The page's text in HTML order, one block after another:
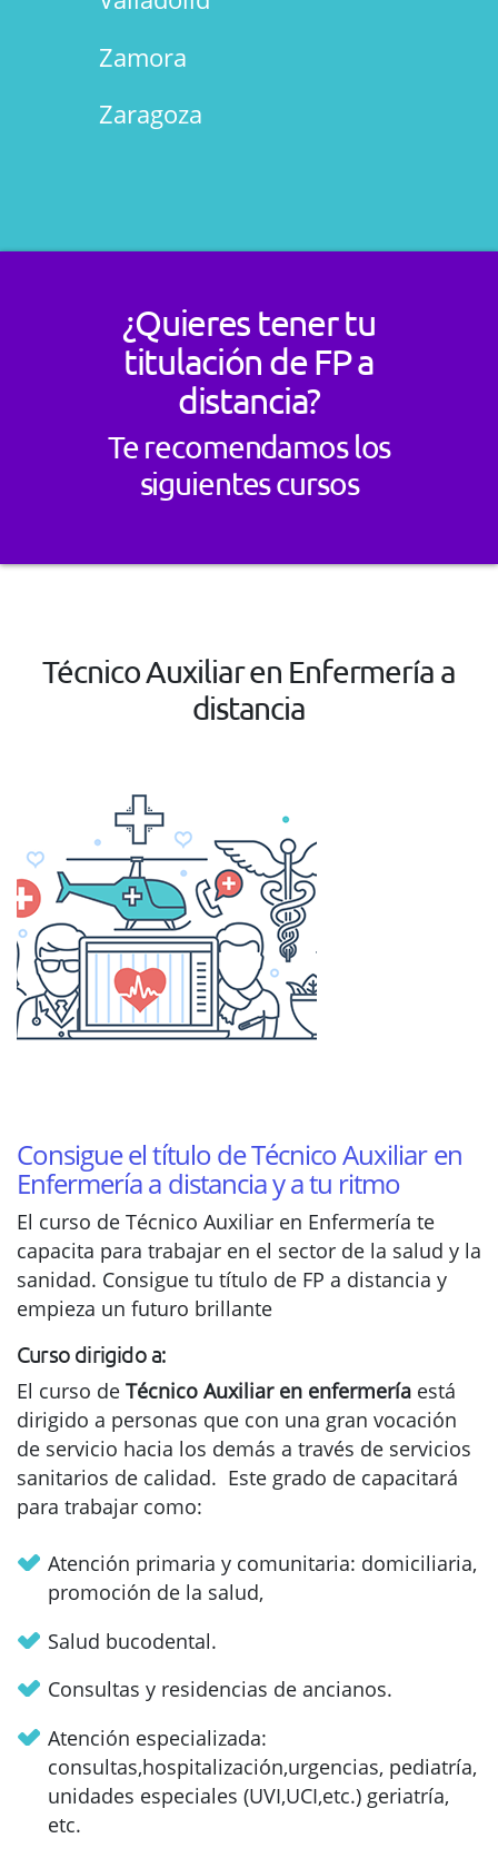
Zamora
Zaragoza
¿Quieres tener tu
titulación de FP a
distancia?
Te recomendamos los
siguientes cursos
Técnico Auxiliar en Enfermería a
distancia
Consigue el título de Técnico Auxiliar en
Enfermería a distancia y a tu ritmo
El curso de Técnico Auxiliar en Enfermería te
capacita para trabajar en el sector de la salud y la
sanidad. Consigue tu título de FP a distancia y
empieza un futuro brillante
Curso dirigido a:
El curso de Técnico Auxiliar en enfermería está
dirigido a personas que con una gran vocación
de servicio hacia los demás a través de servicios
sanitarios de calidad. Este grado de capacitará
para trabajar como:
Atención primaria y comunitaria: domiciliaria,
promoción de la salud,
Salud bucodental.
Consultas y residencias de ancianos.
Atención especializada:
consultas,hospitalización,urgencias, pediatría,
unidades especiales (UVI,UCI,etc.) geriatría,
etc.